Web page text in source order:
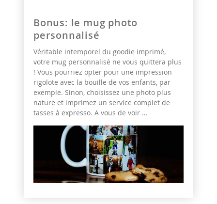
Bonus: le mug photo
personnalisé
Véritable intemporel du goodie imprimé,
votre mug personnalisé ne vous quittera plus
! Vous pourriez opter pour une impression
rigolote avec la bouille de vos enfants, par
exemple. Sinon, choisissez une photo plus
nature et imprimez un service complet de
tasses à expresso. A vous de voir …